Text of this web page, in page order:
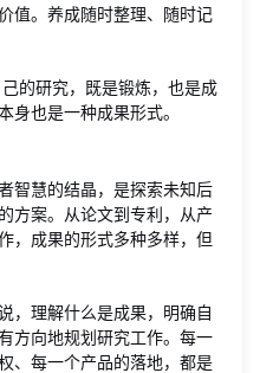
值。养成随时整理、随时记
的研究，既是锻炼，也是成
身也是一种成果形式。
智慧的结晶，是探索未知后
方案。从论文到专利，从产
，成果的形式多种多样，但
，理解什么是成果，明确自
方向地规划研究工作。每一
、每一个产品的落地，都是